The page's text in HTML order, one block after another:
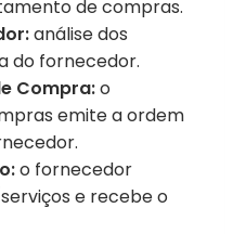
de compras.
análise dos
do fornecedor.
Compra:o
emite a ordem
o fornecedor
e recebe o